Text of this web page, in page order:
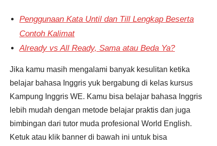
Penggunaan Kata Until dan Till Lengkap Beserta
Contoh Kalimat
Already vs All Ready, Sama atau Beda Ya?
Jika kamu masih mengalami banyak kesulitan ketika
belajar bahasa Inggris yuk bergabung di kelas kursus
Kampung Inggris WE. Kamu bisa belajar bahasa Inggris
lebih mudah dengan metode belajar praktis dan juga
bimbingan dari tutor muda profesional World English.
Ketuk atau klik banner di bawah ini untuk bisa